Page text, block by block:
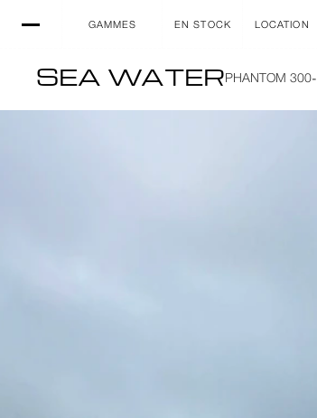
GAMMES EN STOCK LOCATION
SEA WATER PHANTOM 300-